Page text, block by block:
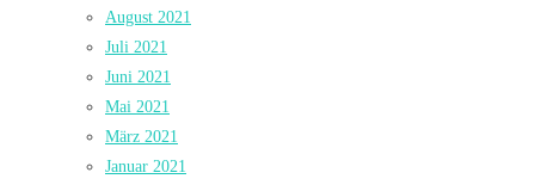
August 2021
Juli 2021
Juni 2021
Mai 2021
März 2021
Januar 2021